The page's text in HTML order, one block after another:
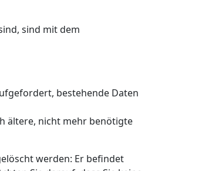
sind mit dem
bestehende Daten
ältere, nicht mehr benötigte
werden: Er befindet